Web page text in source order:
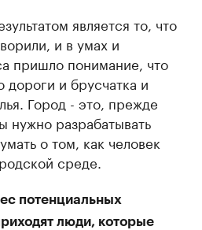
является то, что
и в умах и
пришло понимание, что
дороги и брусчатка и
Город - это, прежде
нужно разрабатывать
о том, как человек
среде.
потенциальных
люди, которые